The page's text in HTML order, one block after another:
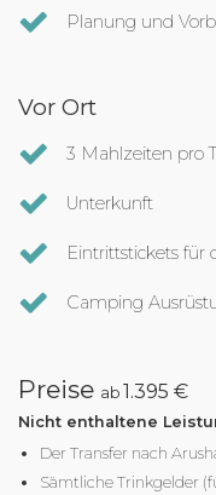
Planung und
Vor Ort
3 Mahlzeiten pro
Unterkunft
Eintrittstickets für
Camping
Preise ab1.395 €
Nicht enthaltene
Der Transfer nach
Sämtliche Trinkgelder